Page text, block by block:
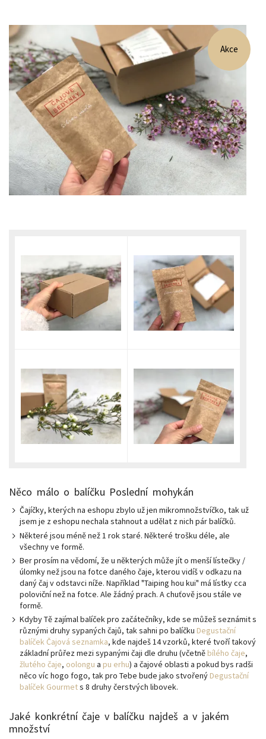
Akce
Něco málo o balíčku Poslední mohykán
Čajíčky, kterých na eshopu zbylo už jen mikromnožstvíčko, tak už
jsem je z eshopu nechala stahnout a udělat z nich pár balíčků.
Některé jsou méně než 1 rok staré. Některé trošku déle, ale
všechny ve formě.
Ber prosím na vědomí, že u některých může jít o menší lístečky /
úlomky než jsou na fotce daného čaje, kterou vidíš v odkazu na
daný čaj v odstavci níže. Například "Taiping hou kui" má lístky cca
poloviční než na fotce. Ale žádný prach. A chuťově jsou stále ve
formě.
Kdyby Tě zajímal balíček pro začátečníky, kde se můžeš seznámit s
různými druhy sypaných čajů, tak sahni po balíčku Degustační
balíček Čajová seznamka, kde najdeš 14 vzorků, které tvoří takový
základní průřez mezi sypanými čaji dle druhu (včetně bílého čaje,
žlutého čaje, oolongu a pu erhu) a čajové oblasti a pokud bys radši
něco víc hogo fogo, tak pro Tebe bude jako stvořený Degustační
balíček Gourmets 8 druhy čerstvých libovek.
Jaké konkrétní čaje v balíčku najdeš a v jakém
množství